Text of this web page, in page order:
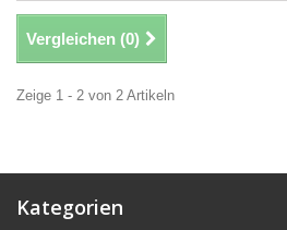
Vergleichen (0)
Zeige 1 - 2 von 2 Artikeln
Kategorien